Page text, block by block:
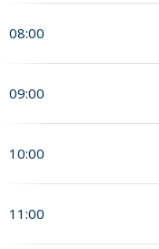
08:00
09:00
10:00
11:00